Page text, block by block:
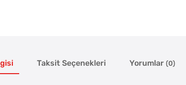
Taksit Seçenekleri Yorumlar (0)